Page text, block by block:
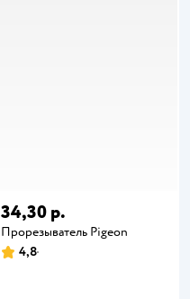
34,30 р.
Прорезыватель Pigeon
4,8